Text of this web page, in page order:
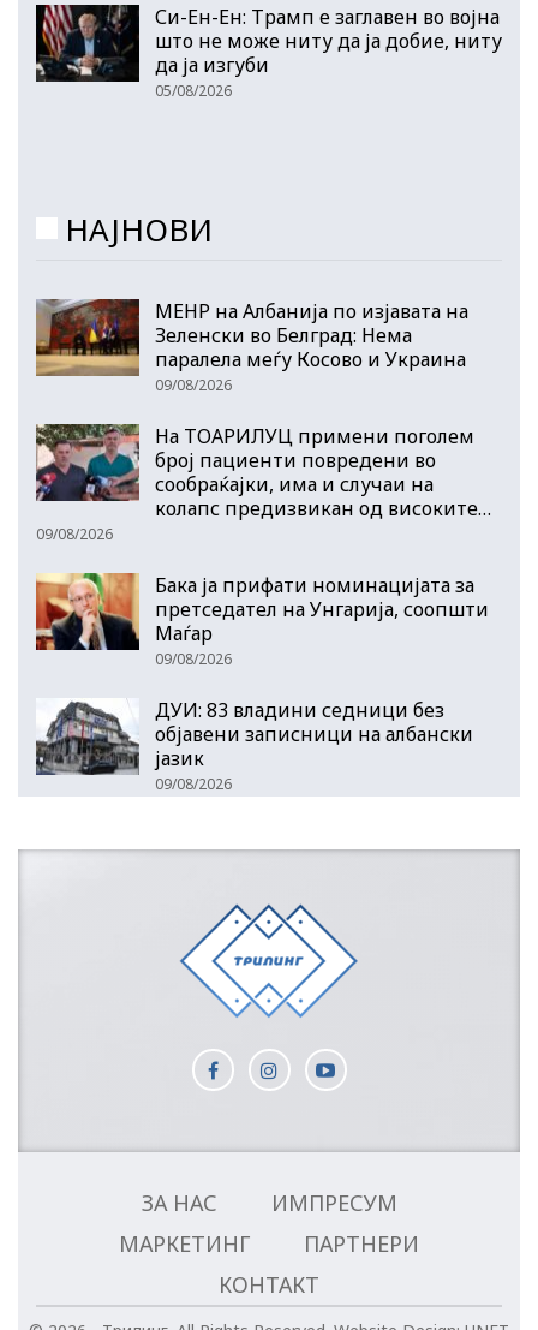
Си-Ен-Ен: Трамп е заглавен во војна
што не може ниту да ја добие, ниту
да ја изгуби
05/08/2026
НАЈНОВИ
МЕНР на Албанија по изјавата на
Зеленски во Белград: Нема
паралела меѓу Косово и Украина
09/08/2026
На ТОАРИЛУЦ примени поголем
број пациенти повредени во
сообраќајки, има и случаи на
колапс предизвикан од високите…
09/08/2026
Бака ја прифати номинацијата за
претседател на Унгарија, соопшти
Маѓар
09/08/2026
ДУИ: 83 владини седници без
објавени записници на албански
јазик
09/08/2026
ЗА НАС
ИМПРЕСУМ
МАРКЕТИНГ
ПАРТНЕРИ
КОНТАКТ